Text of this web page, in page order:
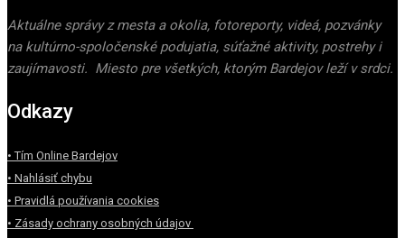
Aktuálne správy z mesta a okolia, fotoreporty, videá, pozvánky
na kultúrno-spoločenské podujatia, súťažné aktivity, postrehy i
zaujímavosti. Miesto pre všetkých, ktorým Bardejov leží v srdci.
Odkazy
• Tím Online Bardejov
• Nahlásiť chybu
• Pravidlá používania cookies
• Zásady ochrany osobných údajov